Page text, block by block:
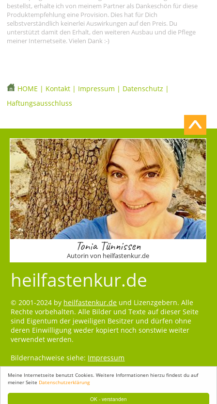
OK - verstanden
Meine Internetseite benutzt Cookies. Weitere Informationen hierzu findest du auf
meiner Seite Datenschutzerklärung
bestellst, erhalte ich von meinem Partner als Dankeschön für diese
Produktempfehlung eine Provision. Dies hat für Dich
selbstverständlich keinerlei Auswirkungen auf den Preis. Du
unterstützt damit den Erhalt, den weiteren Ausbau und die Pflege
meiner Internetseite. Vielen Dank :-)
HOME | Kontakt | Impressum | Datenschutz |
Haftungsausschluss
Tonia Tünnissen
Autorin von heilfastenkur.de
heilfastenkur.de
© 2001-2024 by heilfastenkur.de und Lizenzgebern. Alle
Rechte vorbehalten. Alle Bilder und Texte auf dieser Seite
sind Eigentum der jeweiligen Besitzer und dürfen ohne
deren Einwilligung weder kopiert noch sonstwie weiter
verwendet werden.
Bildernachweise siehe: Impressum